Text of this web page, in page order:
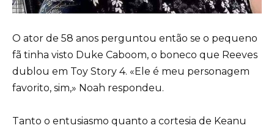
O ator de 58 anos perguntou então se o pequeno
fã tinha visto Duke Caboom, o boneco que Reeves
dublou em Toy Story 4. «Ele é meu personagem
favorito, sim,» Noah respondeu.
Tanto o entusiasmo quanto a cortesia de Keanu